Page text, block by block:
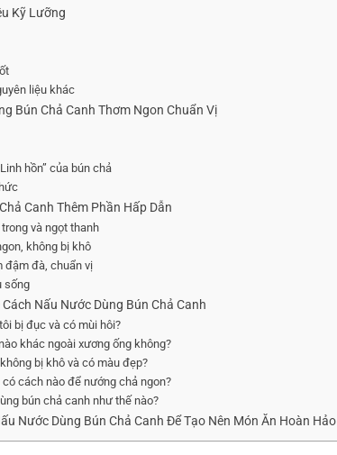
Kỹ Lưỡng
liệu khác
Bún Chả Canh Thơm Ngon Chuẩn Vị
hồn” của bún chả
Canh Thêm Phần Hấp Dẫn
và ngọt thanh
không bị khô
đậm đà, chuẩn vị
sống
Nấu Nước Dùng Bún Chả Canh
bị đục và có mùi hôi?
khác ngoài xương ống không?
bị khô và có màu đẹp?
cách nào để nướng chả ngon?
bún chả canh như thế nào?
Nước Dùng Bún Chả Canh Để Tạo Nên Món Ăn Hoàn Hảo